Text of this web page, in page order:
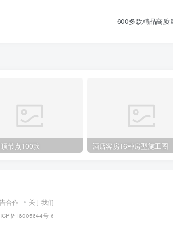
600多款精品高质
节点100款 酒店客房16种房型施工图
合作 关于我们
ICP备18005844号-6